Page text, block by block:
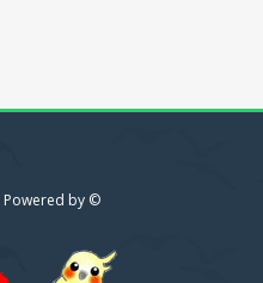
© Emerald - Powered by